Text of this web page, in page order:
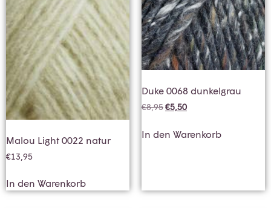
Malou Light 0022 natur
€13,95
In den Warenkorb
Duke 0068 dunkelgrau
€8,95€5,50
In den Warenkorb